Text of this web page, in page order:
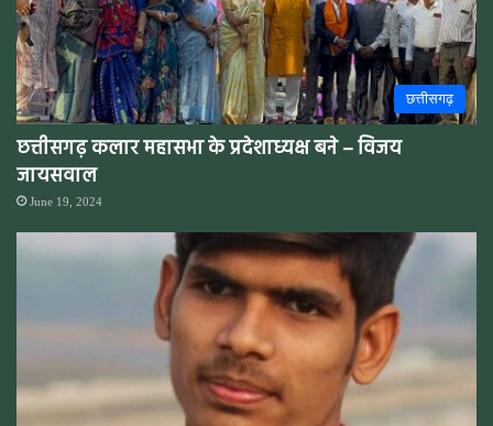
छत्तीसगढ़
छत्तीसगढ़ कलार महासभा के प्रदेशाध्यक्ष बने – विजय
जायसवाल
June 19, 2024